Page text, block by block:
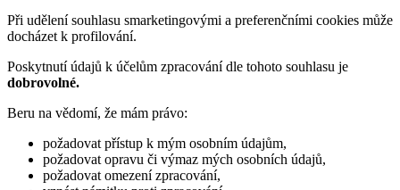
Při udělení souhlasu smarketingovými a preferenčními cookies může
docházet k profilování.
Poskytnutí údajů k účelům zpracování dle tohoto souhlasu je
dobrovolné.
Beru na vědomí, že mám právo:
požadovat přístup k mým osobním údajům,
požadovat opravu či výmaz mých osobních údajů,
požadovat omezení zpracování,